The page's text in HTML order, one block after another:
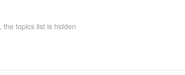
the topics list is hidden